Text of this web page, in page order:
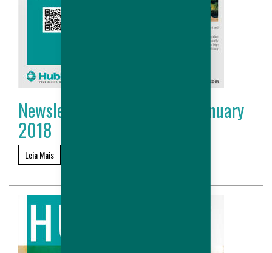
Newsletter Hubbard # 17 - January
2018
Leia Mais